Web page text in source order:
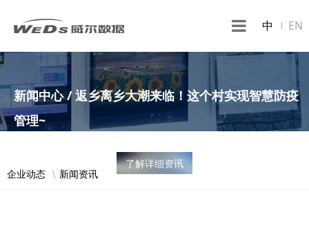
中 EN
新闻中心 / 返乡离乡大潮来临！这个村实现智慧防疫
管理~
企业动态 新闻资讯
了解详细资讯